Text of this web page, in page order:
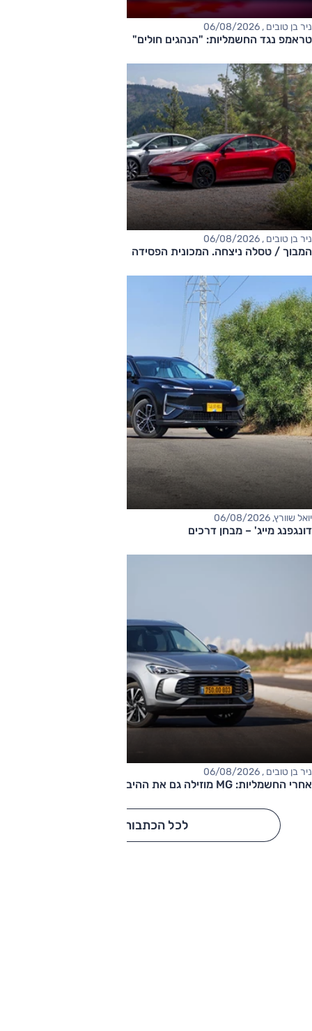
ניר בן טובים , 06/08/2026
טראמפ נגד החשמליות: "הנהגים חולים"
ניר בן טובים , 06/08/2026
המבוך / טסלה ניצחה. המכונית הפסידה
יואל שוורץ, 06/08/2026
דונגפנג מייג' – מבחן דרכים
ניר בן טובים , 06/08/2026
אחרי החשמליות: MG מוזילה גם את ההיברידיות
לכל הכתבות